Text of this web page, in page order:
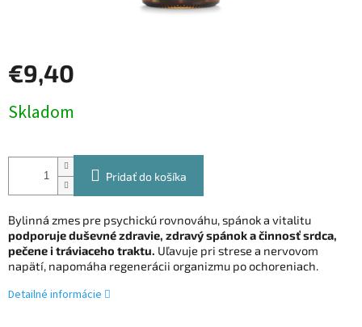
€9,40
cena:
Skladom
Pridať do košíka
Bylinná zmes pre psychickú rovnováhu, spánok a vitalitu
podporuje duševné zdravie, zdravý spánok a činnosť srdca,
pečene i tráviaceho traktu. Uľavuje pri strese a nervovom
napätí, napomáha regenerácii organizmu po ochoreniach.
Detailné informácie